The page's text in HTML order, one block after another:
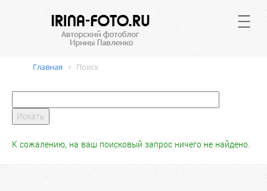
.
Главная Поиск
К сожалению, на ваш поисковый запрос ничего не найдено.